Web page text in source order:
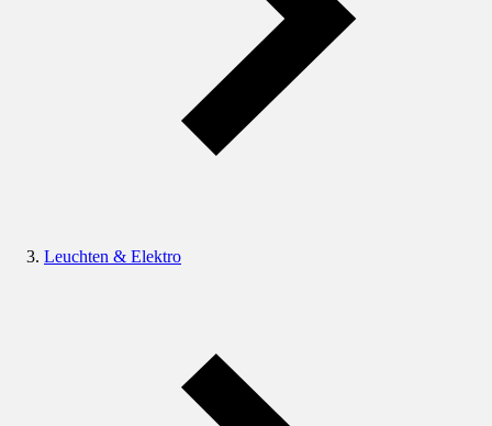
Leuchten & Elektro